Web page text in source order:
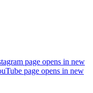
page opens in new
page opens in new